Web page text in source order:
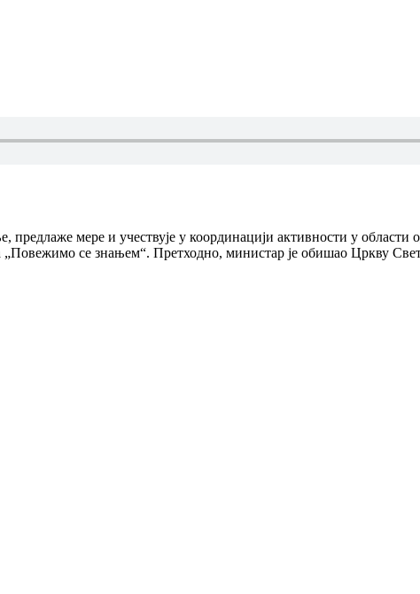
мере и учествује у координацији активности у
„Повежимо се знањем“. Претходно, министар је обишао Цркву